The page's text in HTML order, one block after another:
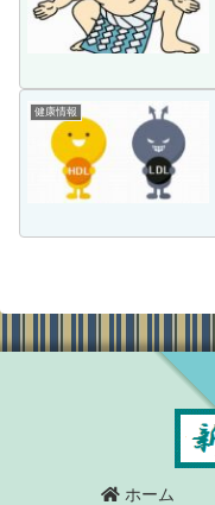
健康情報
ホーム